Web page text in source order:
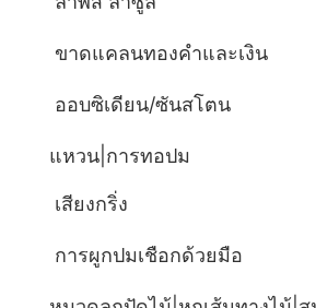
ขาดแคลนทองคำและเงิน
ออบซิเดียน/ซันสโตน
แหวน|การทอปม
เสียงกริ่ง
การผูกปมเชือกด้วยมือ